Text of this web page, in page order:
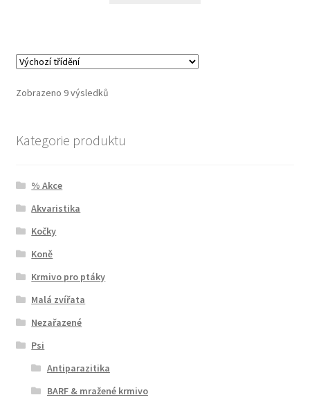
Zobrazeno 9 výsledků
Kategorie produktu
% Akce
Akvaristika
Kočky
Koně
Krmivo pro ptáky
Malá zvířata
Nezařazené
Psi
Antiparazitika
BARF & mražené krmivo